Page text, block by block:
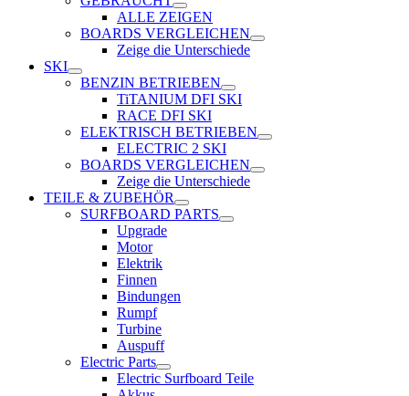
ALLE ZEIGEN
BOARDS VERGLEICHEN
Zeige die Unterschiede
SKI
BENZIN BETRIEBEN
TiTANIUM DFI SKI
RACE DFI SKI
ELEKTRISCH BETRIEBEN
ELECTRIC 2 SKI
BOARDS VERGLEICHEN
Zeige die Unterschiede
TEILE & ZUBEHÖR
SURFBOARD PARTS
Upgrade
Motor
Elektrik
Finnen
Bindungen
Rumpf
Turbine
Auspuff
Electric Parts
Electric Surfboard Teile